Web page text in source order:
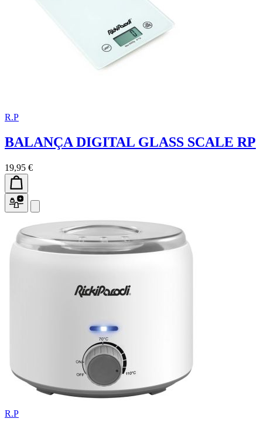
R.P
BALANÇA DIGITAL GLASS SCALE RP
19,95 €
R.P